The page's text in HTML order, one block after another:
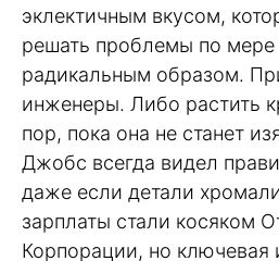
эклектичным вкусом,
решать проблемы по мере
радикальным образом.
инженеры. Либо растить
пор, пока она не станет
Джобс всегда видел
даже если детали
зарплаты стали косяком
Корпорации, но ключевая